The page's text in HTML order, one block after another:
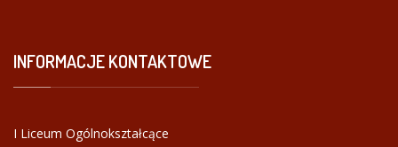
INFORMACJEKONTAKTOWE
I Liceum Ogólnokształcące